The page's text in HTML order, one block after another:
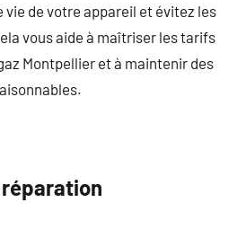
vie de votre appareil et évitez les
vous aide à maîtriser les tarifs
Montpellier et à maintenir des